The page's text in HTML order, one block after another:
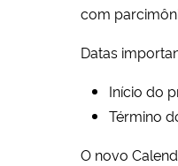
com
Datas
Início do
Término
O novo